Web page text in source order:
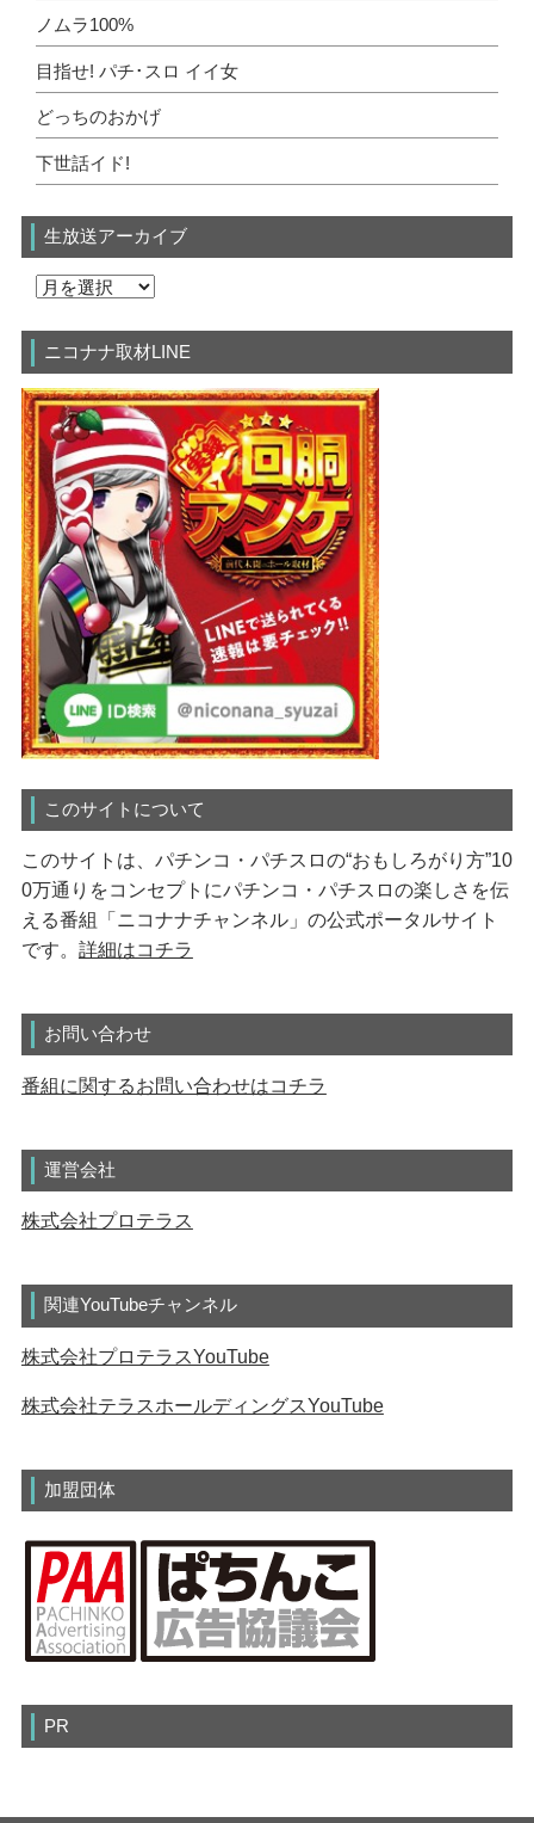
ノムラ100%
目指せ! パチ･スロ イイ女
どっちのおかげ
下世話イド!
生放送アーカイブ
ニコナナ取材LINE
このサイトについて
このサイトは、パチンコ・パチスロの“おもしろがり方”10
0万通りをコンセプトにパチンコ・パチスロの楽しさを伝
える番組「ニコナナチャンネル」の公式ポータルサイト
です。 詳細はコチラ
お問い合わせ
番組に関するお問い合わせはコチラ
運営会社
株式会社プロテラス
関連YouTubeチャンネル
株式会社プロテラスYouTube
株式会社テラスホールディングスYouTube
加盟団体
PR